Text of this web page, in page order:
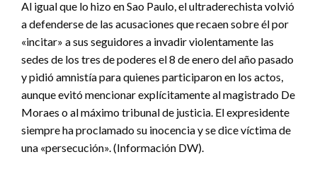
Al igual que lo hizo en Sao Paulo, el ultraderechista volvió
a defenderse de las acusaciones que recaen sobre él por
«incitar» a sus seguidores a invadir violentamente las
sedes de los tres de poderes el 8 de enero del año pasado
y pidió amnistía para quienes participaron en los actos,
aunque evitó mencionar explícitamente al magistrado De
Moraes o al máximo tribunal de justicia. El expresidente
siempre ha proclamado su inocencia y se dice víctima de
una «persecución». (Información DW).